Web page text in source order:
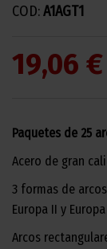
COD:A1AGT1
19,06 €
Paquetes de 25
Acero de gran
3 formas de
Europa II y
Arcos